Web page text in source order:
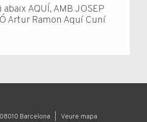
AQUÍ, AMB JOSEP
Artur Ramon Aquí Cuní
08010 Barcelona | Veure mapa